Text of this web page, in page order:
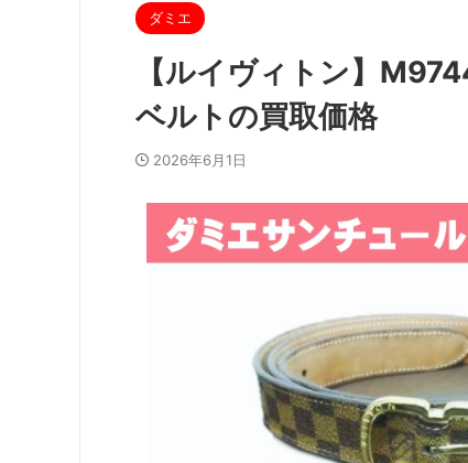
ダミエ
【ルイヴィトン】
ベルトの買取価格
2026年6月1日